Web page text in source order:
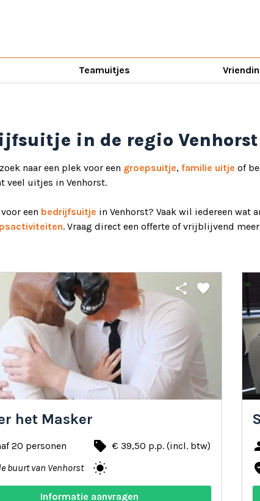
Teamuitjes
in de regio Venhorst
naar een plek voor een groepsuitje, familie uitje of
veel uitjes in Venhorst.
een bedrijfsuitje in Venhorst? Vaak wil iedereen wat
. Vraag direct een offerte of vrijblijvend
share favorite
het Masker
20 personen local_offer € 39,50 p.p. (incl. btw)
buurt van Venhorst wb_sunny
Informatie aanvragen